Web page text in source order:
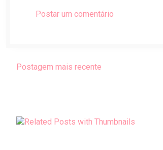
Postar um comentário
Postagem mais recente